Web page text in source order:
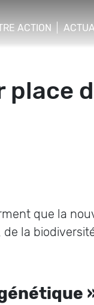
ACTION
que la
la